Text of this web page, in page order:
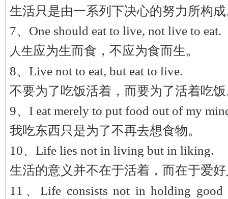
生活只是由一系列下决心的努力所构
7、One should eat to live, not live to eat.
人生应为生而食，不应为食而生。
8、Live not to eat, but eat to live.
不要为了吃饭活着，而要为了活着吃
9、I eat merely to put food out of my
我吃东西只是为了不再去想食物。
10、Life lies not in living but in liking.
生活的意义并不在于活着，而在于爱好
11、Life consists not in holding